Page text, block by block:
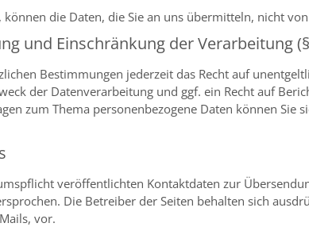
können die Daten, die Sie an uns übermitteln, nicht
und Einschränkung der Verarbeitung
Bestimmungen jederzeit das Recht auf
der Datenverarbeitung und ggf. ein Recht auf
zum Thema personenbezogene Daten können
veröffentlichten Kontaktdaten zur
Die Betreiber der Seiten behalten sich
vor.